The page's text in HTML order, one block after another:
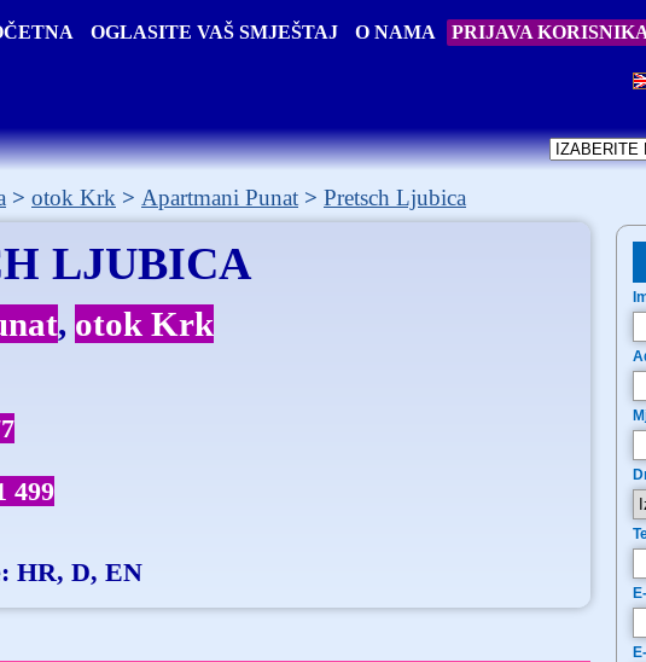
OGLASITE VAŠ SMJEŠTAJ O NAMA PRIJAVA
otok Krk Apartmani Punat Pretsch Ljubica
LJUBICA
otok Krk
499
HR, D, EN